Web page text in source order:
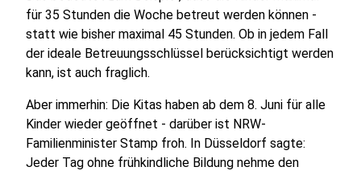
für 35 Stunden die Woche betreut werden können -
statt wie bisher maximal 45 Stunden. Ob in jedem Fall
der ideale Betreuungsschlüssel berücksichtigt werden
kann, ist auch fraglich.
Aber immerhin: Die Kitas haben ab dem 8. Juni für alle
Kinder wieder geöffnet - darüber ist NRW-
Familienminister Stamp froh. In Düsseldorf sagte:
Jeder Tag ohne frühkindliche Bildung nehme den